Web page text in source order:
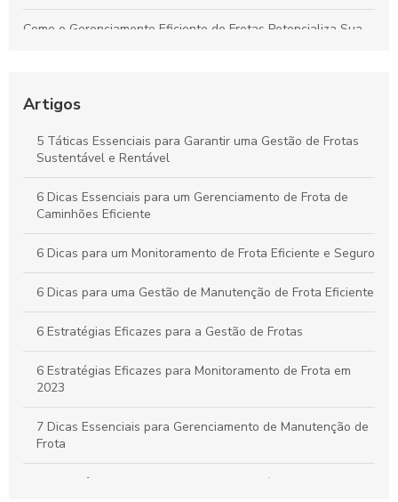
Como o Gerenciamento Eficiente de Frotas Potencializa Sua
Custos no Seu Negócio
Práticas Essenciais para um Controle Eficiente de Carga e
Descarga na Logística
Como Aplicar o Gerenciamento de Frotas para Maximizar a
Eficiência e Reduzir Custos na Sua Empresa
Artigos
5 Táticas Essenciais para Garantir uma Gestão de Frotas
Sustentável e Rentável
6 Dicas Essenciais para um Gerenciamento de Frota de
Caminhões Eficiente
6 Dicas para um Monitoramento de Frota Eficiente e Seguro
6 Dicas para uma Gestão de Manutenção de Frota Eficiente
6 Estratégias Eficazes para a Gestão de Frotas
6 Estratégias Eficazes para Monitoramento de Frota em
2023
7 Dicas Essenciais para Gerenciamento de Manutenção de
Frota
A importância do controle de frota de veículos: como